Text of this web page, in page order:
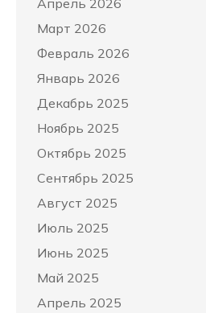
Апрель 2026
Март 2026
Февраль 2026
Январь 2026
Декабрь 2025
Ноябрь 2025
Октябрь 2025
Сентябрь 2025
Август 2025
Июль 2025
Июнь 2025
Май 2025
Апрель 2025